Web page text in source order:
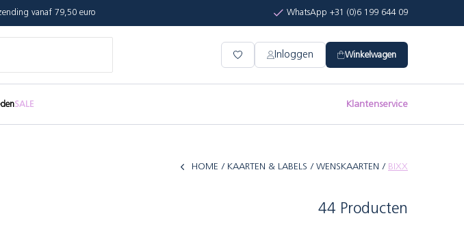
vanaf 79,50 euro WhatsApp +31 (0)6 199 644 09
Inloggen Winkelwagen
SALE Klantenservice
HOME KAARTEN & LABELS WENSKAARTEN BIXX
44 Producten